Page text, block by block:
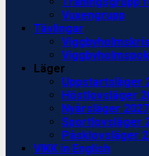
Vuxengrupp
Tävlingar
Läger
Uppstartsläger
Höstlovsläger
Nyårsläger
Sportlovsläger
Påsklovsläger
VIKK in English